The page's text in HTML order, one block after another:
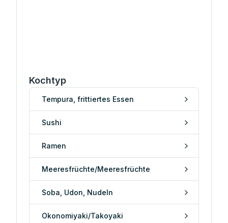
Kochtyp
Tempura, frittiertes Essen
Sushi
Ramen
Meeresfrüchte/Meeresfrüchte
Soba, Udon, Nudeln
Okonomiyaki/Takoyaki